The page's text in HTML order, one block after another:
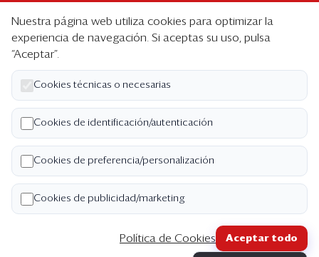
Suscripción individual
Paquetes corporativos
Edición Impresa
Nosotros
Quiénes somos
Código de ética
Términos y Condiciones
Copyright ©2026 Semana Económica. Todos los
Nuestra página web utiliza cookies para optimizar la
experiencia de navegación. Si aceptas su uso, pulsa
“Aceptar”.
Cookies técnicas o necesarias
Cookies de identificación/autenticación
Cookies de preferencia/personalización
Cookies de publicidad/marketing
Política de Cookies Aceptar todo